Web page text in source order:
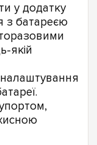
у додатку
з батареєю
якій
налаштування